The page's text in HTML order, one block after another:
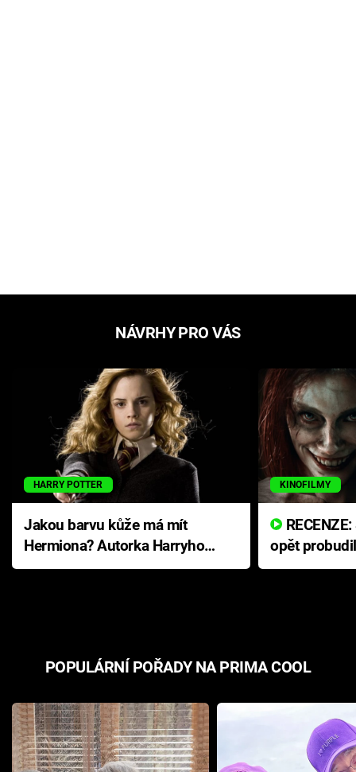
NÁVRHY PRO VÁS
HARRY POTTER
Jakou barvu kůže má mít
Hermiona? Autorka Harryho
Pottera přišla s ráznou
KINOFILMY
opět
přichází s
POPULÁRNÍ POŘADY NA PRIMA COOL